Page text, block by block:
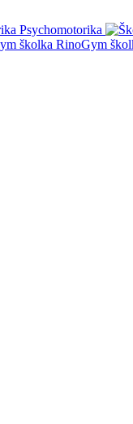
Psychomotorika
RinoGym